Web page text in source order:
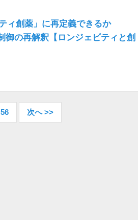
ィ創薬」に再定義できるか
の再解釈【ロンジェビティと創
56 次へ >>